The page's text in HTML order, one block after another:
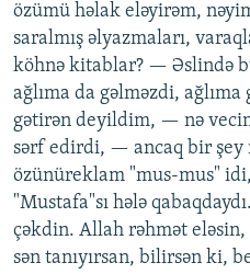
özümü həlak eləyirəm,
saralmış əlyazmaları,
köhnə kitablar? — Əslində
ağlıma da gəlməzdi,
gətirən deyildim, — nə
sərf edirdi, — ancaq bir şey
özünüreklam "mus-mus"
"Mustafa"sı hələ
çəkdin. Allah rəhmət
sən tanıyırsan, bilirsən ki,